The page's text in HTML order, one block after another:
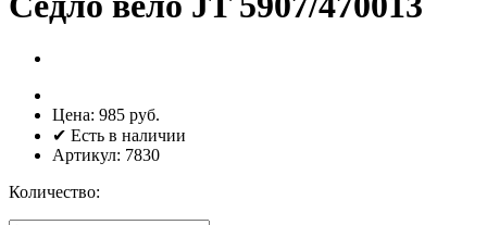
Цена: 985 руб.
✔ Есть в наличии
Артикул: 7830
Количество: